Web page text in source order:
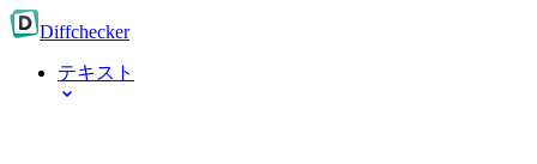
Diffchecker
テキスト